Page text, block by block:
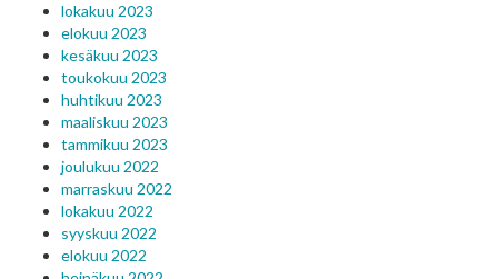
lokakuu 2023
elokuu 2023
kesäkuu 2023
toukokuu 2023
huhtikuu 2023
maaliskuu 2023
tammikuu 2023
joulukuu 2022
marraskuu 2022
lokakuu 2022
syyskuu 2022
elokuu 2022